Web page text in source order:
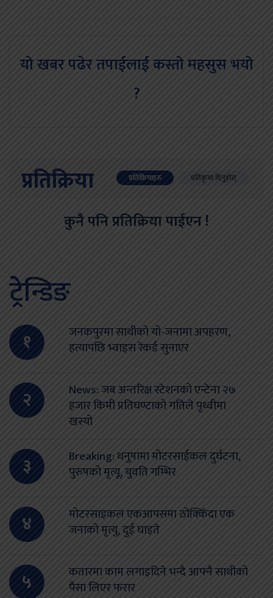
यो खबर पढेर तपाईलाई कस्तो महसुस भयो
?
प्रतिक्रिया प्रतिक्रियाहरु प्रतिकृया दिनुहोस्
कुनै पनि प्रतिक्रिया पाईएन !
ट्रेन्डिङ
१
जनकपुरमा साथीको यो-जनामा अपहरण,
हत्यापछि भ्वाइस रेकर्ड सुनाएर
२
News: जब अन्तरिक्ष स्टेशनको एन्टेना २७
हजार किमी प्रतिघण्टाको गतिले पृथ्वीमा
खस्यो
३
Breaking: धनुषामा मोटरसाईकल दुर्घटना,
पुरुषको मृत्यू, युवति गम्भिर
४
मोटरसाइकल एकआपसमा ठोक्किँदा एक
जनाको मृत्यु, दुई घाइते
५
कतारमा काम लगाइदिने भन्दै आफ्नै साथीको
पैसा लिएर फरार